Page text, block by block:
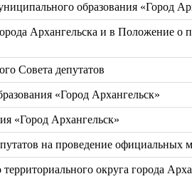
образования «Город
Архангельска и в Положение о
Совета депутатов
«Город Архангельск»
«Город Архангельск»
на проведение официальных
округа города